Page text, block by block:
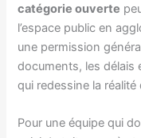
catégorie ouverte
l’espace public en
une permission
documents, les délais
qui redessine la réalité
Pour une équipe qui